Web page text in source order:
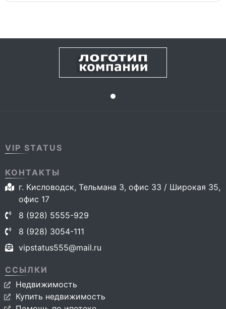
VIP STATUS
КОНТАКТЫ
г. Кисловодск, Тельмана 3, офис 33 / Широкая 35,
офис 17
8 (928) 5555-929
8 (928) 3054-111
vipstatus555@mail.ru
ССЫЛКИ
Недвижимость
Купить недвижимость